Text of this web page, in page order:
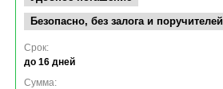
Безопасно, без залога и поручителей
Срок:
до 16 дней
Сумма: